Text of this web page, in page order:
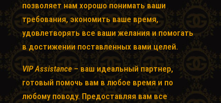
позволяет нам хорошо понимать ваши
требования, экономить ваше время,
удовлетворять все ваши желания и помогать
в достижении поставленных вами целей.
VIP Assistance– ваш идеальный партнер,
готовый помочь вам в любое время и по
любому поводу. Предоставляя вам все